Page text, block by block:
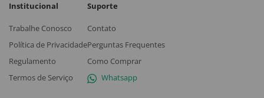
Institucional
Trabalhe Conosco
Política de Privacidade
Regulamento
Termos de Serviço
Suporte
Contato
Perguntas Frequentes
Como Comprar
Whatsapp